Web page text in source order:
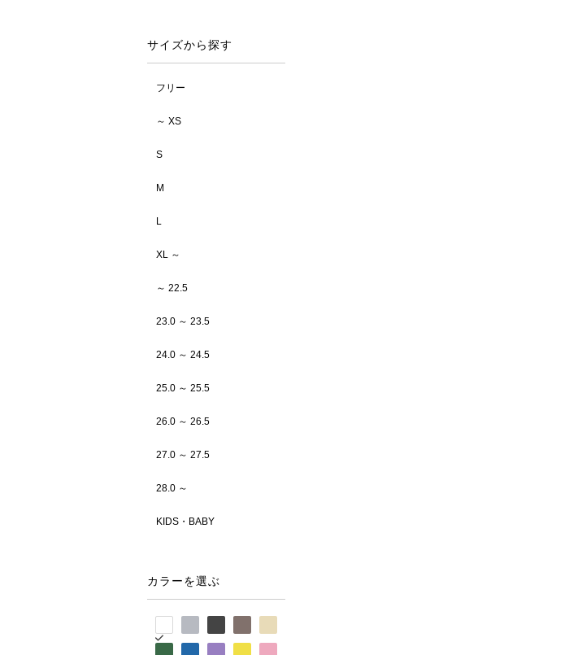
サイズから探す
フリー
～ XS
S
M
L
XL ～
～ 22.5
23.0 ～ 23.5
24.0 ～ 24.5
25.0 ～ 25.5
26.0 ～ 26.5
27.0 ～ 27.5
28.0 ～
KIDS・BABY
カラーを選ぶ